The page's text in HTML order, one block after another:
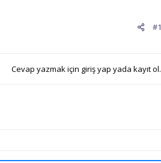
#1
Cevap yazmak için giriş yap yada kayıt ol.